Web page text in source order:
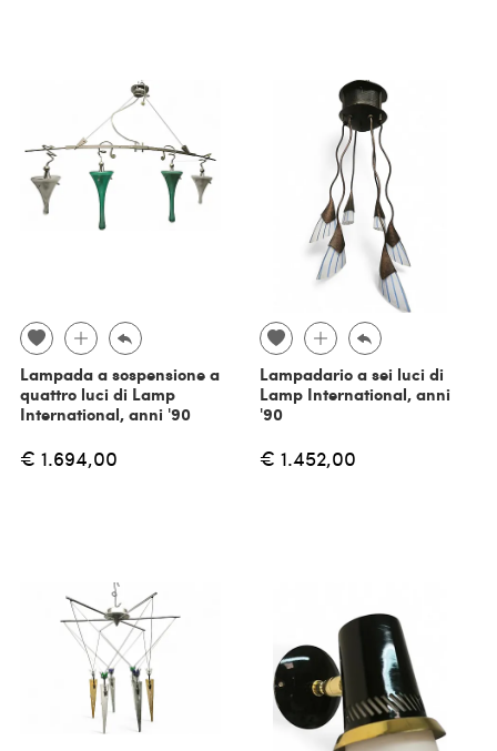
Lampada a sospensione a
quattro luci di Lamp
International, anni '90
€ 1.694,00
Lampadario a sei luci di
Lamp International, anni
'90
€ 1.452,00